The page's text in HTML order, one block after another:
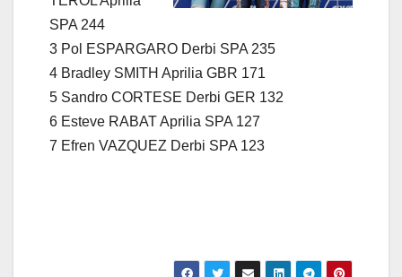
SPA 244
3 Pol ESPARGARO Derbi SPA 235
4 Bradley SMITH Aprilia GBR 171
5 Sandro CORTESE Derbi GER 132
6 Esteve RABAT Aprilia SPA 127
7 Efren VAZQUEZ Derbi SPA 123